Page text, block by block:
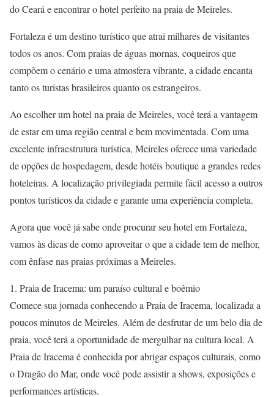
do Ceará e encontrar o hotel perfeito na praia de Meireles.
Fortaleza é um destino turístico que atrai milhares de visitantes
todos os anos. Com praias de águas mornas, coqueiros que
compõem o cenário e uma atmosfera vibrante, a cidade encanta
tanto os turistas brasileiros quanto os estrangeiros.
Ao escolher um hotel na praia de Meireles, você terá a vantagem
de estar em uma região central e bem movimentada. Com uma
excelente infraestrutura turística, Meireles oferece uma variedade
de opções de hospedagem, desde hotéis boutique a grandes redes
hoteleiras. A localização privilegiada permite fácil acesso a outros
pontos turísticos da cidade e garante uma experiência completa.
Agora que você já sabe onde procurar seu hotel em Fortaleza,
vamos às dicas de como aproveitar o que a cidade tem de melhor,
com ênfase nas praias próximas a Meireles.
1. Praia de Iracema: um paraíso cultural e boêmio
Comece sua jornada conhecendo a Praia de Iracema, localizada a
poucos minutos de Meireles. Além de desfrutar de um belo dia de
praia, você terá a oportunidade de mergulhar na cultura local. A
Praia de Iracema é conhecida por abrigar espaços culturais, como
o Dragão do Mar, onde você pode assistir a shows, exposições e
performances artísticas.